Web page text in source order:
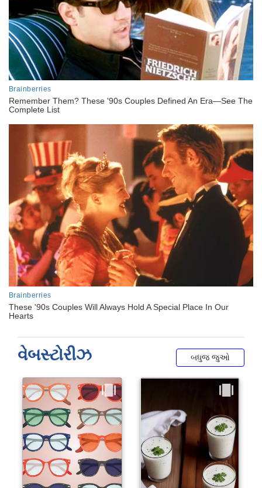
વેબસ્ટોરીઝ બધુજ જુઓ